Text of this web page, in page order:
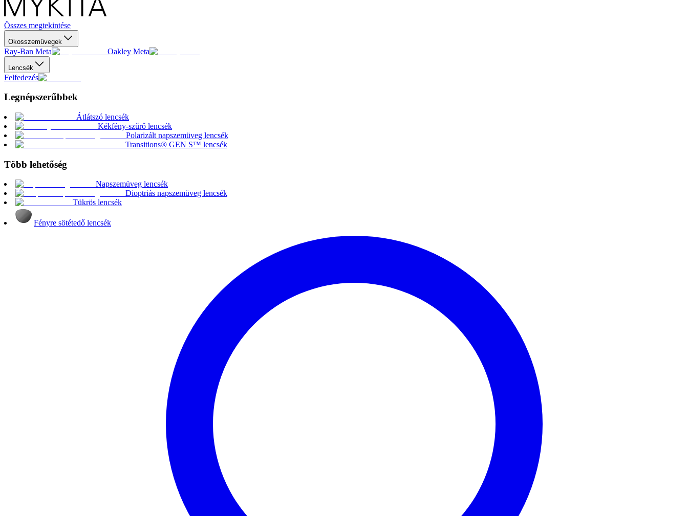
Összes megtekintése
Okosszemüvegek
Ray-Ban Meta Oakley Meta
Lencsék
Felfedezés
Legnépszerűbbek
Átlátszó lencsék
Kékfény-szűrő lencsék
Polarizált napszemüveg lencsék
Transitions® GEN S™ lencsék
Több lehetőség
Napszemüveg lencsék
Dioptriás napszemüveg lencsék
Tükrös lencsék
Fényre sötétedő lencsék